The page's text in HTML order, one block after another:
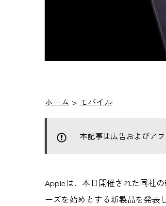
ホーム > モバイル
本記事は広告およびア
Appleは、本日開催された同社
ーズを始めとする新製品を発表